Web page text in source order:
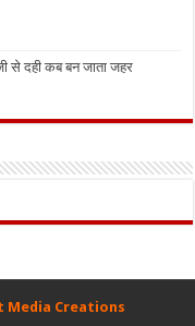
से दही कब बन जाता जहर
Media Creations